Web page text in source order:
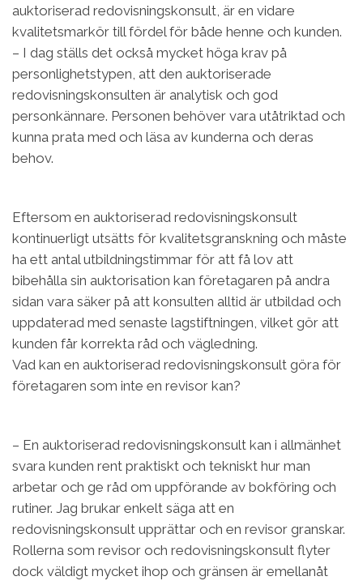
auktoriserad redovisningskonsult, är en vidare
kvalitetsmarkör till fördel för både henne och kunden.
– I dag ställs det också mycket höga krav på
personlighetstypen, att den auktoriserade
redovisningskonsulten är analytisk och god
personkännare. Personen behöver vara utåtriktad och
kunna prata med och läsa av kunderna och deras
behov.
Eftersom en auktoriserad redovisningskonsult
kontinuerligt utsätts för kvalitetsgranskning och måste
ha ett antal utbildningstimmar för att få lov att
bibehålla sin auktorisation kan företagaren på andra
sidan vara säker på att konsulten alltid är utbildad och
uppdaterad med senaste lagstiftningen, vilket gör att
kunden får korrekta råd och vägledning.
Vad kan en auktoriserad redovisningskonsult göra för
företagaren som inte en revisor kan?
– En auktoriserad redovisningskonsult kan i allmänhet
svara kunden rent praktiskt och tekniskt hur man
arbetar och ge råd om uppförande av bokföring och
rutiner. Jag brukar enkelt säga att en
redovisningskonsult upprättar och en revisor granskar.
Rollerna som revisor och redovisningskonsult flyter
dock väldigt mycket ihop och gränsen är emellanåt